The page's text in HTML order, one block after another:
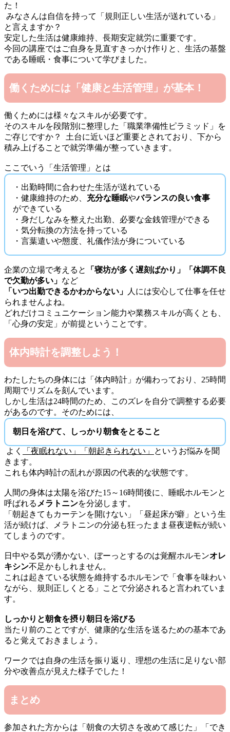
た！
みなさんは自信を持って「規則正しい生活が送れている」
と言えますか？
安定した生活は健康維持、長期安定就労に重要です。
今回の講座ではご自身を見直すきっかけ作りと、生活の基盤
である睡眠・食事について学びました。
働くためには「健康と生活管理」が基本！
働くためには様々なスキルが必要です。
そのスキルを段階別に整理した「職業準備性ピラミッド」を
ご存じですか？
土台に近いほど重要とされており、下から
積み上げることで就労準備が整っていきます。
ここでいう「生活管理」とは
・出勤時間に合わせた生活が送れている
・健康維持のため、 充分な睡眠やバランスの良い食事
ができている
・身だしなみを整えた出勤、必要な金銭管理ができる
・気分転換の方法を持っている
・言葉遣いや態度、礼儀作法が身についている
企業の立場で考えると 「寝坊が多く遅刻ばかり」
「体調不良
で欠勤が多い」 など
「いつ出勤できるかわからない」
人には安心して仕事を任せ
られませんよね。
どれだけコミュニケーション能力や業務スキルが高くとも、
「心身の安定」が前提ということです。
体内時計を調整しよう！
わたしたちの身体には「体内時計」が備わっており、25時間
周期でリズムを刻んでいます。
しかし生活は24時間のため、このズレを自分で調整する必要
があるのです。そのためには、
朝日を浴びて、しっかり朝食をとること
よく 「夜眠れない」「朝起きられない」
というお悩みを聞
きます。
これも体内時計の乱れが原因の代表的な状態です。
人間の身体は太陽を浴びた15～16時間後に、睡眠ホルモンと
呼ばれる メラトニンを分泌します。
「朝起きてもカーテンを開けない」「昼起床が癖」という生
活が続けば、メラトニンの分泌も狂ったまま昼夜逆転が続い
てしまうのです。
日中やる気が湧かない、ぼーっとするのは覚醒ホルモンオレ
キシン不足かもしれません。
これは起きている状態を維持するホルモンで「食事を味わい
ながら、規則正しくとる」ことで分泌されると言われていま
す。
しっかりと朝食を摂り朝日を浴びる
当たり前のことですが、健康的な生活を送るための基本であ
ると覚えておきましょう。
ワークでは自身の生活を振り返り、理想の生活に足りない部
分や改善点が見えた様子でした！
まとめ
参加された方からは「朝食の大切さを改めて感じた」「でき